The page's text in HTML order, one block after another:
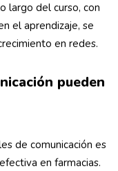
largo del curso, con
el aprendizaje, se
en redes.
pueden
de comunicación es
en farmacias.